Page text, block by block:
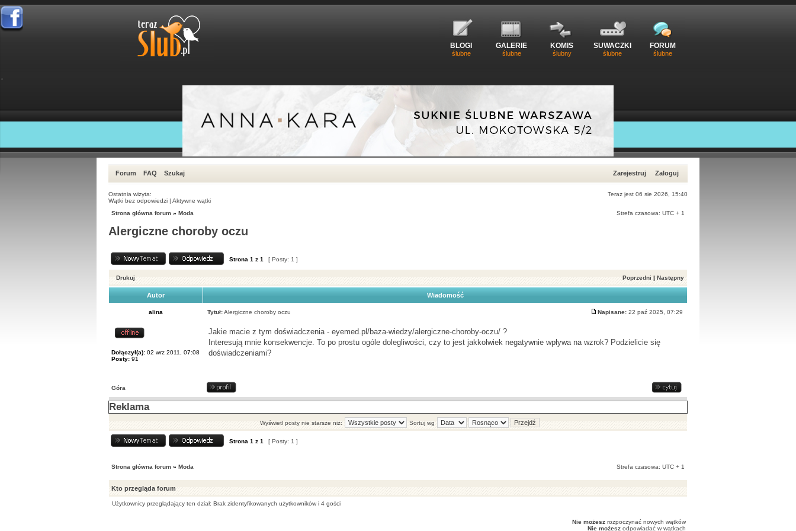
BLOGI
ślubne
GALERIE
ślubne
KOMIS
ślubny
SUWACZKI
ślubne
FORUM
ślubne
Forum FAQ Szukaj Zarejestruj Zaloguj
Ostatnia wizyta:
Teraz jest 06 sie 2026, 15:40
Wątki bez odpowiedzi | Aktywne wątki
Strona główna forum » Moda Strefa czasowa: UTC + 1
Alergiczne choroby oczu
Strona 1 z 1 [ Posty: 1 ]
Drukuj Poprzedni | Następny
Autor Wiadomość
alina Tytuł:Alergiczne choroby oczu Napisane: 22 paź 2025, 07:29
Dołączył(a): 02 wrz 2011, 07:08
Posty: 91
Jakie macie z tym doświadczenia - eyemed.pl/baza-wiedzy/alergiczne-choroby-oczu/ ?
Interesują mnie konsekwencje. To po prostu ogóle dolegliwości, czy to jest jakkolwiek negatywnie wpływa na wzrok? Podzielicie się
doświadczeniami?
Góra
Reklama
Wyświetl posty nie starsze niż: Sortuj wg
Strona 1 z 1 [ Posty: 1 ]
Strona główna forum » Moda Strefa czasowa: UTC + 1
Kto przegląda forum
Użytkownicy przeglądający ten dział: Brak zidentyfikowanych użytkowników i 4 gości
Nie możesz rozpoczynać nowych wątków
Nie możesz odpowiadać w wątkach